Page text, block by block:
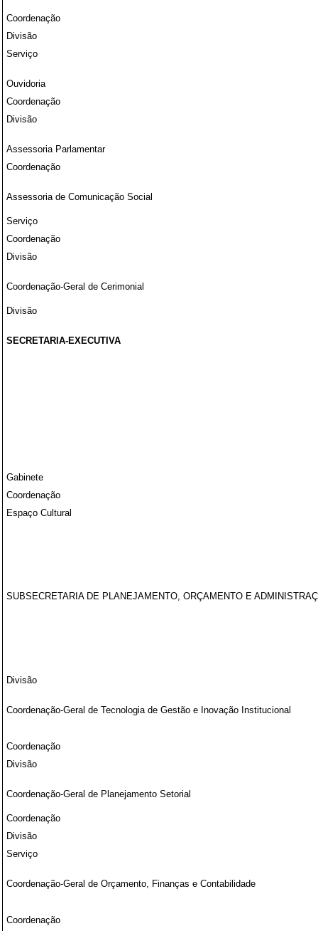
Coordenação
Divisão
Serviço
Ouvidoria
Coordenação
Divisão
Assessoria Parlamentar
Coordenação
Assessoria de Comunicação Social
Serviço
Coordenação
Divisão
Coordenação-Geral de Cerimonial
Divisão
SECRETARIA-EXECUTIVA
Gabinete
Coordenação
Espaço Cultural
SUBSECRETARIA DE PLANEJAMENTO, ORÇAMENTO E
Divisão
Coordenação-Geral de Tecnologia de Gestão e Inovação Institucional
Coordenação
Divisão
Coordenação-Geral de Planejamento Setorial
Coordenação
Divisão
Serviço
Coordenação-Geral de Orçamento, Finanças e Contabilidade
Coordenação